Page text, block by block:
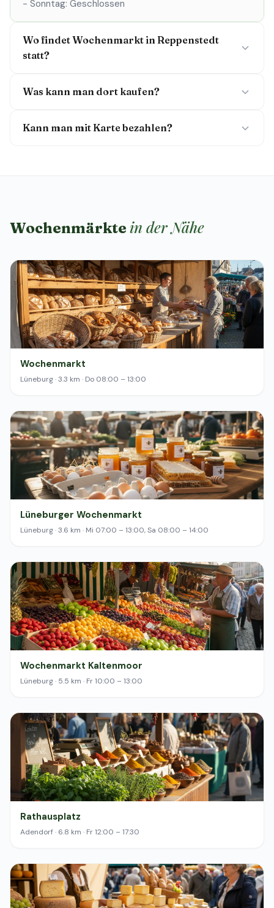
- Sonntag: Geschlossen
Wo findet Wochenmarkt in Reppenstedt
statt?
Was kann man dort kaufen?
Kann man mit Karte bezahlen?
Wochenmärkte in der Nähe
Wochenmarkt
Lüneburg · 3.3 km · Do 08:00 – 13:00
Lüneburger Wochenmarkt
Lüneburg · 3.6 km · Mi 07:00 – 13:00, Sa 08:00 – 14:00
Wochenmarkt Kaltenmoor
Lüneburg · 5.5 km · Fr 10:00 – 13:00
Rathausplatz
Adendorf · 6.8 km · Fr 12:00 – 17:30